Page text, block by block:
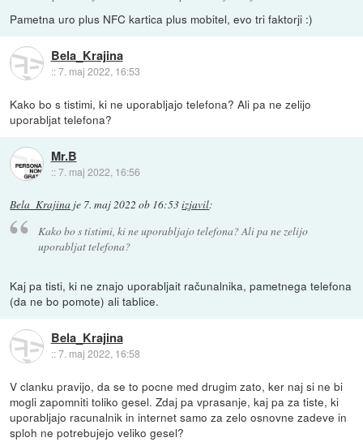
Pametna uro plus NFC kartica plus mobitel, evo tri faktorji :)
Bela_Krajina
::7. maj 2022, 16:53
Kako bo s tistimi, ki ne uporabljajo telefona? Ali pa ne zelijo
uporabljat telefona?
Mr.B
::7. maj 2022, 16:56
Bela_Krajina je 7. maj 2022 ob 16:53izjavil:
Kako bo s tistimi, ki ne uporabljajo telefona? Ali pa ne zelijo
uporabljat telefona?
Kaj pa tisti, ki ne znajo uporabljait računalnika, pametnega telefona
(da ne bo pomote) ali tablice.
Bela_Krajina
::7. maj 2022, 16:58
V clanku pravijo, da se to pocne med drugim zato, ker naj si ne bi
mogli zapomniti toliko gesel. Zdaj pa vprasanje, kaj pa za tiste, ki
uporabljajo racunalnik in internet samo za zelo osnovne zadeve in
sploh ne potrebujejo veliko gesel?